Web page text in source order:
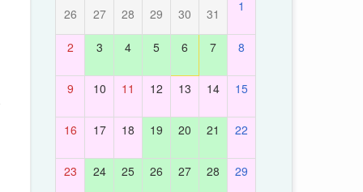
26 27 28 29 30 31 1
2 3 4 5 6 7 8
9 10 11 12 13 14 15
16 17 18 19 20 21 22
23 24 25 26 27 28 29